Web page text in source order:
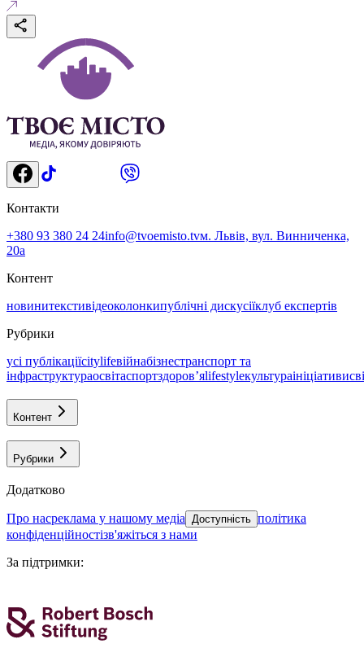
Контакти
+380 93 380 24 24info@tvoemisto.tvм. Львів, вул. Винниченка,
20а
Контент
новинитекстивідеоколонкипублічні дискусіїклуб експертів
Рубрики
усі публікаціїcitylifeвійнабізнестранспорт та
інфраструктураосвітаспортздоровʼяlifestyleкультураініціативи
Контент
Рубрики
Додатково
про насреклама у нашому медіа Доступність політика
конфіденційностізв'яжіться з нами
За підтримки: